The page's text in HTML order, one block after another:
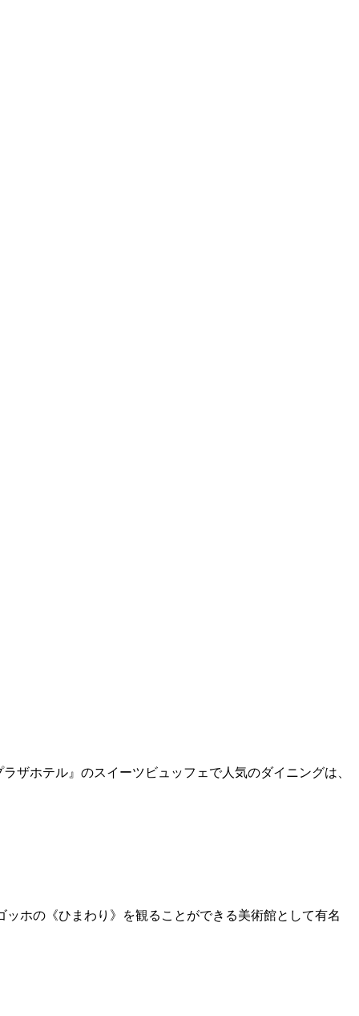
ザホテル』のスイーツビュッフェで人気のダイニングは、
ホの《ひまわり》を観ることができる美術館として有名